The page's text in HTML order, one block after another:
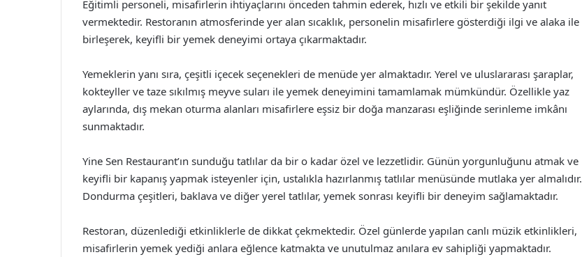
Eğitimli personeli, misafirlerin ihtiyaçlarını önceden tahmin ederek, hızlı ve etkili bir şekilde yanıt
vermektedir. Restoranın atmosferinde yer alan sıcaklık, personelin misafirlere gösterdiği ilgi ve alaka ile
birleşerek, keyifli bir yemek deneyimi ortaya çıkarmaktadır.
Yemeklerin yanı sıra, çeşitli içecek seçenekleri de menüde yer almaktadır. Yerel ve uluslararası şaraplar,
kokteyller ve taze sıkılmış meyve suları ile yemek deneyimini tamamlamak mümkündür. Özellikle yaz
aylarında, dış mekan oturma alanları misafirlere eşsiz bir doğa manzarası eşliğinde serinleme imkânı
sunmaktadır.
Yine Sen Restaurant’ın sunduğu tatlılar da bir o kadar özel ve lezzetlidir. Günün yorgunluğunu atmak ve
keyifli bir kapanış yapmak isteyenler için, ustalıkla hazırlanmış tatlılar menüsünde mutlaka yer almalıdır.
Dondurma çeşitleri, baklava ve diğer yerel tatlılar, yemek sonrası keyifli bir deneyim sağlamaktadır.
Restoran, düzenlediği etkinliklerle de dikkat çekmektedir. Özel günlerde yapılan canlı müzik etkinlikleri,
misafirlerin yemek yediği anlara eğlence katmakta ve unutulmaz anılara ev sahipliği yapmaktadır.